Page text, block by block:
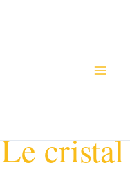
Le cristal